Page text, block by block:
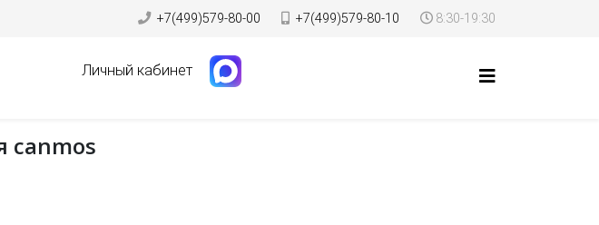
+7(499)579-80-00 +7(499)579-80-10 8:30-19:30
Личный кабинет
canmos